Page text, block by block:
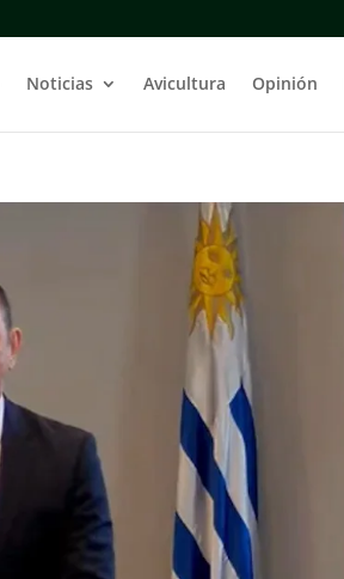
Noticias Avicultura Opinión